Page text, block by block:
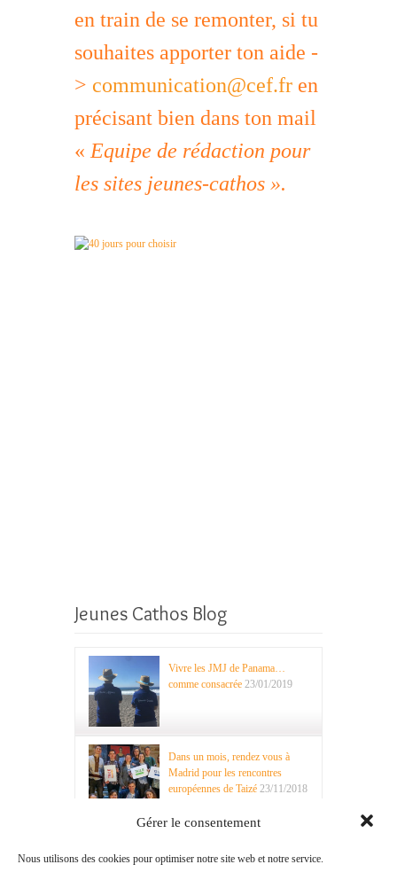
Gérer le consentement
Nous utilisons des cookies pour optimiser notre site web et notre service.
en train de se remonter, si tu
souhaites apporter ton aide -
> communication@cef.fr en
précisant bien dans ton mail
« Equipe de rédaction pour
les sites jeunes-cathos ».
Jeunes Cathos Blog
Vivre les JMJ de Panama…
comme consacrée 23/01/2019
Dans un mois, rendez vous à
Madrid pour les rencontres
européennes de Taizé 23/11/2018
Recherche